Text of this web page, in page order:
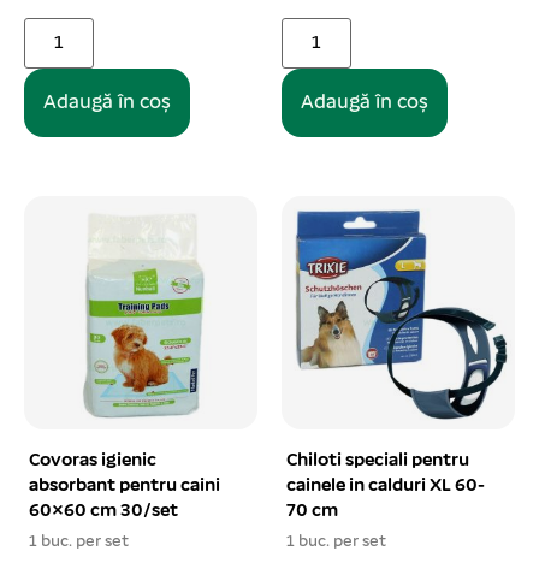
Adaugă în coș Adaugă în coș
Covoras igienic
absorbant pentru caini
60×60 cm 30/set
1 buc. per set
Chiloti speciali pentru
cainele in calduri XL 60-
70 cm
1 buc. per set